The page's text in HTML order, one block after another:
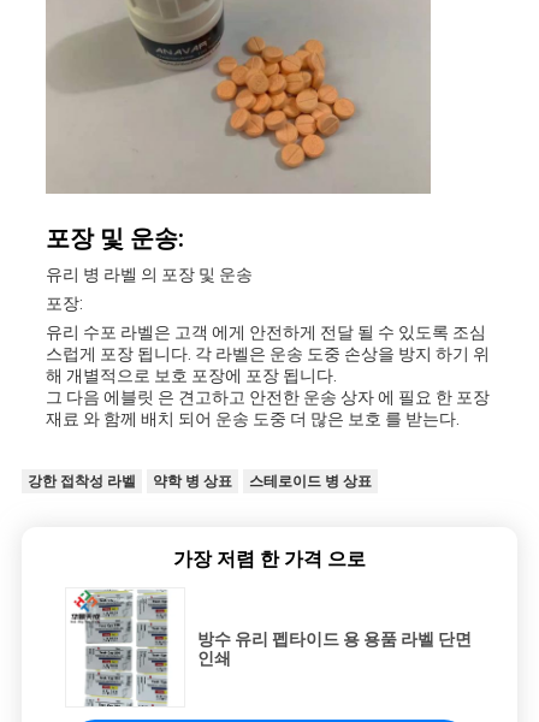
포장 및 운송:
유리 병 라벨 의 포장 및 운송
포장:
유리 수포 라벨은 고객 에게 안전하게 전달 될 수 있도록 조심
스럽게 포장 됩니다. 각 라벨은 운송 도중 손상을 방지 하기 위
해 개별적으로 보호 포장에 포장 됩니다.
그 다음 에블릿 은 견고하고 안전한 운송 상자 에 필요 한 포장
재료 와 함께 배치 되어 운송 도중 더 많은 보호 를 받는다.
강한 접착성 라벨 약학 병 상표 스테로이드 병 상표
가장 저렴 한 가격 으로
방수 유리 펩타이드 용 용품 라벨 단면
인쇄